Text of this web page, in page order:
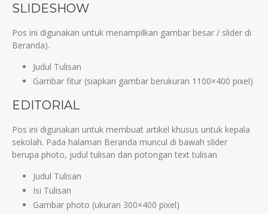
SLIDESHOW
Pos ini digunakan untuk menampilkan gambar besar / slider di
Beranda).
Judul Tulisan
Gambar fitur (siapkan gambar berukuran 1100×400 pixel)
EDITORIAL
Pos ini digunakan untuk membuat artikel khusus untuk kepala
sekolah. Pada halaman Beranda muncul di bawah slider
berupa photo, judul tulisan dan potongan text tulisan
Judul Tulisan
Isi Tulisan
Gambar photo (ukuran 300×400 pixel)